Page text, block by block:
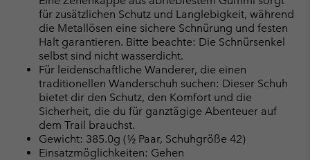
für zusätzlichen Schutz und Langlebigkeit, während
die Metallösen eine sichere Schnürung und festen
Halt garantieren. Bitte beachte: Die Schnürsenkel
selbst sind nicht wasserdicht.
Für leidenschaftliche Wanderer, die einen
traditionellen Wanderschuh suchen: Dieser Schuh
bietet dir den Schutz, den Komfort und die
Sicherheit, die du für ganztägige Abenteuer auf
dem Trail brauchst.
Gewicht: 385.0g (½ Paar, Schuhgröße 42)
Einsatzmöglichkeiten: Gehen